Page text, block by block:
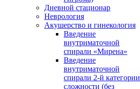
Дневной стационар
Неврология
Акушерство и гинекология
Введение
внутриматочной
спирали «Мирена»
Введение
внутриматочной
спирали 2-й категории
сложности (без